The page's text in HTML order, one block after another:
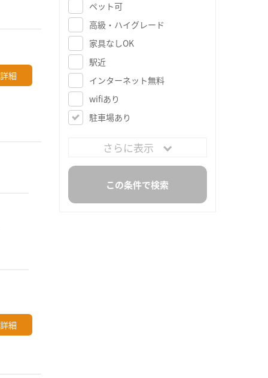
詳細
詳細
ペット可
高級・ハイグレード
家具なしOK
駅近
インターネット無料
wifiあり
駐車場あり
さらに表示